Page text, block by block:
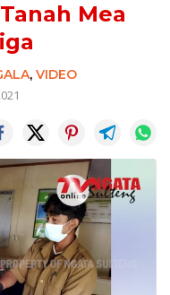
Mea
, VIDEO